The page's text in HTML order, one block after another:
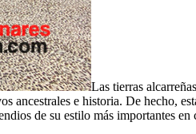
Las tierras
ancestrales e historia. De hecho,
de su estilo más importantes